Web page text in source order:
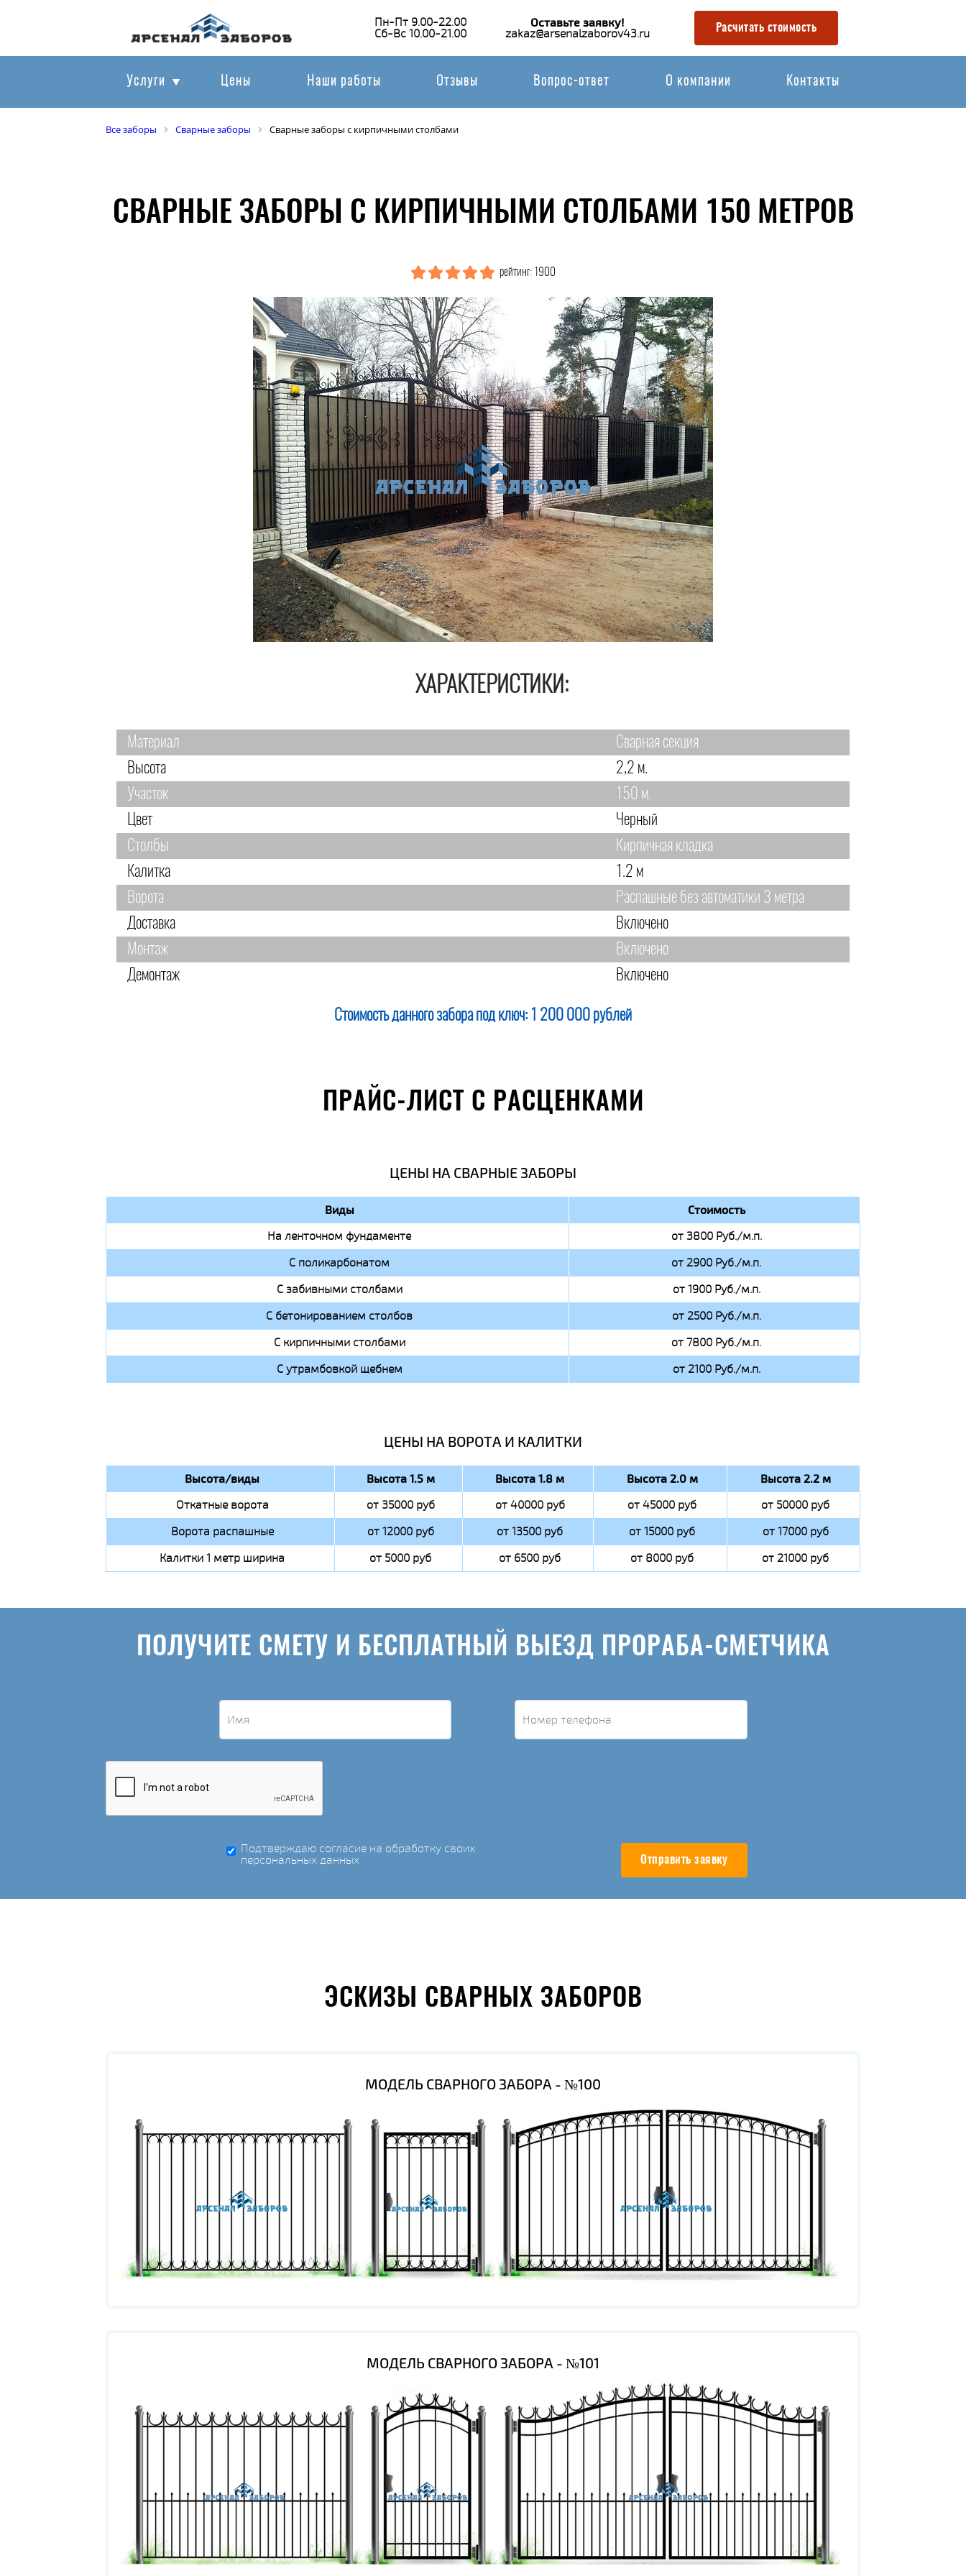
Пн-Пт 9.00-22.00
Сб-Вс 10.00-21.00
Оставьте заявку!
zakaz@arsenalzaborov43.ru Расчитать стоимость
Услуги Цены Наши работы Отзывы Вопрос-ответ О компании Контакты
Все заборы Сварные заборы Сварные заборы с кирпичными столбами
СВАРНЫЕ ЗАБОРЫ С КИРПИЧНЫМИ СТОЛБАМИ 150 МЕТРОВ
рейтинг: 1900
ХАРАКТЕРИСТИКИ:
Материал
Сварная секция
Высота
2,2 м.
Участок
150 м.
Цвет
Черный
Столбы
Кирпичная кладка
Калитка
1.2 м
Ворота
Распашные без автоматики 3 метра
Доставка
Включено
Монтаж
Включено
Демонтаж
Включено
Стоимость данного забора под ключ: 1 200 000 рублей
ПРАЙС-ЛИСТ С РАСЦЕНКАМИ
ЦЕНЫ НА СВАРНЫЕ ЗАБОРЫ
Виды Стоимость
На ленточном фундаменте
от 3800 Руб./м.п.
С поликарбонатом
от 2900 Руб./м.п.
С забивными столбами
от 1900 Руб./м.п.
С бетонированием столбов
от 2500 Руб./м.п.
С кирпичными столбами
от 7800 Руб./м.п.
С утрамбовкой щебнем
от 2100 Руб./м.п.
ЦЕНЫ НА ВОРОТА И КАЛИТКИ
Высота/виды Высота 1.5 м Высота 1.8 м Высота 2.0 м Высота 2.2 м
Откатные ворота от 35000 руб от 40000 руб от 45000 руб
от 50000 руб
Ворота распашные
от 12000 руб от 13500 руб от 15000 руб
от 17000 руб
Калитки 1 метр ширина
от 5000 руб от 6500 руб от 8000 руб от 21000 руб
ПОЛУЧИТЕ СМЕТУ И БЕСПЛАТНЫЙ ВЫЕЗД ПРОРАБА-СМЕТЧИКА
Подтверждаю согласие на обработку своих
персональных данных Отправить заявку
ЭСКИЗЫ СВАРНЫХ ЗАБОРОВ
МОДЕЛЬ СВАРНОГО ЗАБОРА - №100
МОДЕЛЬ СВАРНОГО ЗАБОРА - №101